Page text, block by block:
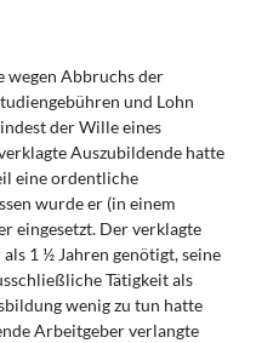
wegen Abbruchs der
und Lohn
der Wille eines
Auszubildende hatte
eine ordentliche
wurde er (in einem
eingesetzt. Der verklagte
1 ½ Jahren genötigt, seine
Tätigkeit als
wenig zu tun hatte
Arbeitgeber verlangte